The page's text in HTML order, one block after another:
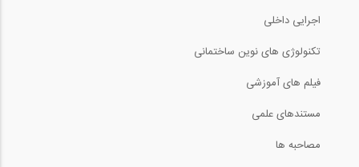
اجرایی داخلی
تکنولوژی های نوین ساختمانی
فیلم های آموزشی
مستندهای علمی
مصاحبه ها